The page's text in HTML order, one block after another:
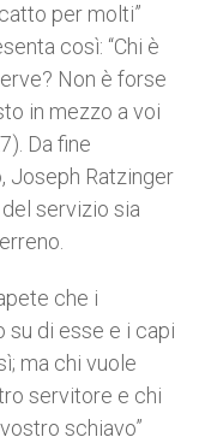
per molti”
così: “Chi è
Non è forse
in mezzo a voi
Da fine
Joseph Ratzinger
servizio sia
che i
su di esse e i capi
ma chi vuole
servitore e chi
schiavo”